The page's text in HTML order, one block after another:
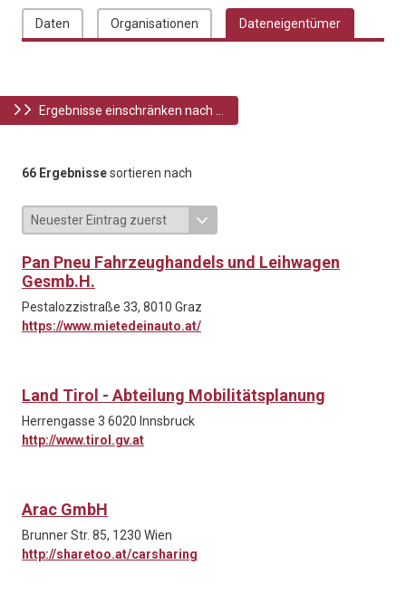
Daten Organisationen Dateneigentümer
Ergebnisse einschränken nach ...
66 Ergebnissesortieren nach
Pan Pneu Fahrzeughandels und Leihwagen
Gesmb.H.
Pestalozzistraße 33, 8010 Graz
https://www.mietedeinauto.at/
Land Tirol - Abteilung Mobilitätsplanung
Herrengasse 3 6020 Innsbruck
http://www.tirol.gv.at
Arac GmbH
Brunner Str. 85, 1230 Wien
http://sharetoo.at/carsharing